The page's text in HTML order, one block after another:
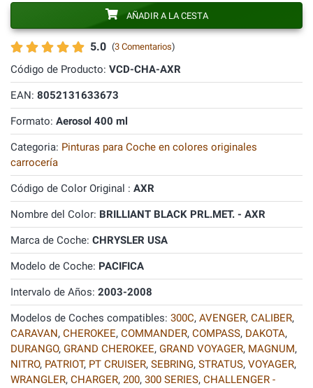
5.0 (3 Comentarios)
Código de Producto: VCD-CHA-AXR
EAN: 8052131633673
Formato: Aerosol 400 ml
Categoria: Pinturas para Coche en colores originales
carrocería
Código de Color Original : AXR
Nombre del Color: BRILLIANT BLACK PRL.MET. - AXR
Marca de Coche: CHRYSLER USA
Modelo de Coche: PACIFICA
Intervalo de Años: 2003-2008
Modelos de Coches compatibles: 300C, AVENGER, CALIBER,
CARAVAN, CHEROKEE, COMMANDER, COMPASS, DAKOTA,
DURANGO, GRAND CHEROKEE, GRAND VOYAGER, MAGNUM,
NITRO, PATRIOT, PT CRUISER, SEBRING, STRATUS, VOYAGER,
WRANGLER, CHARGER, 200, 300 SERIES, CHALLENGER -
AÑADIR A LA CESTA